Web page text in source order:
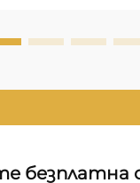
безплатна